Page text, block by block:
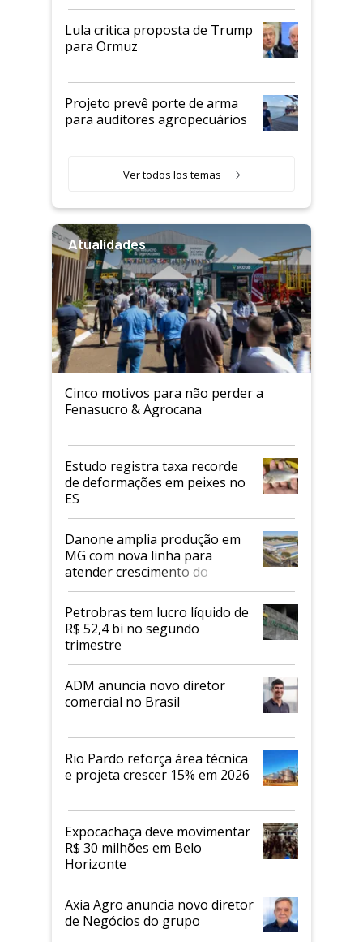
Lula critica proposta de Trump
para Ormuz
Projeto prevê porte de arma
para auditores agropecuários
Ver todos los temas
Atualidades
Cinco motivos para não perder a
Fenasucro & Agrocana
Estudo registra taxa recorde
de deformações em peixes no
ES
Danone amplia produção em
MG com nova linha para
atender crescimento do
mercado de alimentos
proteicos
Petrobras tem lucro líquido de
R$ 52,4 bi no segundo
trimestre
ADM anuncia novo diretor
comercial no Brasil
Rio Pardo reforça área técnica
e projeta crescer 15% em 2026
Expocachaça deve movimentar
R$ 30 milhões em Belo
Horizonte
Axia Agro anuncia novo diretor
de Negócios do grupo